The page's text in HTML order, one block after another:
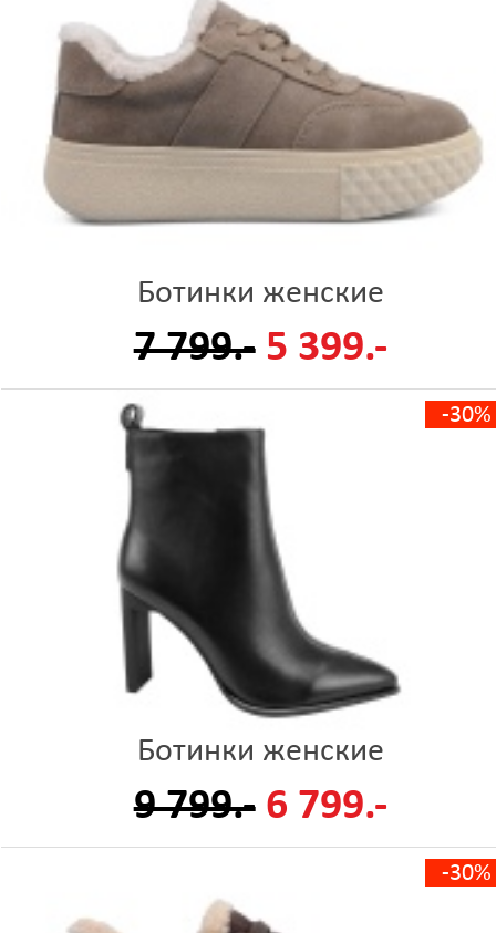
Ботинки женские
7 799.- 5 399.-
-30%
Ботинки женские
9 799.- 6 799.-
-30%